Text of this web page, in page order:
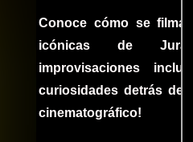
Conoce cómo se
icónicas de
improvisaciones
curiosidades detrás del
cinematográfico!